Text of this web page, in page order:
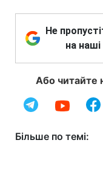
Не
на
Або читайте
Більше по темі: